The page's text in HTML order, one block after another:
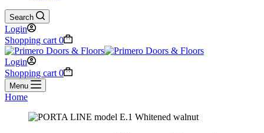
Search
Login
Shopping cart 0
Login
Shopping cart 0
Menu
Home